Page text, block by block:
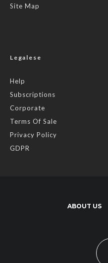
Site Map
Legalese
Help
Subscriptions
Corporate
Terms Of Sale
Privacy Policy
GDPR
ABOUT US